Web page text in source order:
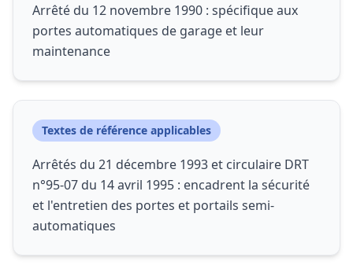
Arrêté du 12 novembre 1990 : spécifique aux
portes automatiques de garage et leur
maintenance
Textes de référence applicables
Arrêtés du 21 décembre 1993 et circulaire DRT
n°95-07 du 14 avril 1995 : encadrent la sécurité
et l'entretien des portes et portails semi-
automatiques